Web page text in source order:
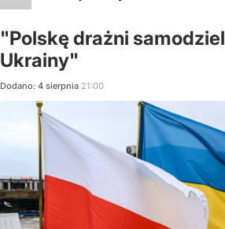
"Polskę drażni
Ukrainy"
Dodano: 4 sierpnia 21:00